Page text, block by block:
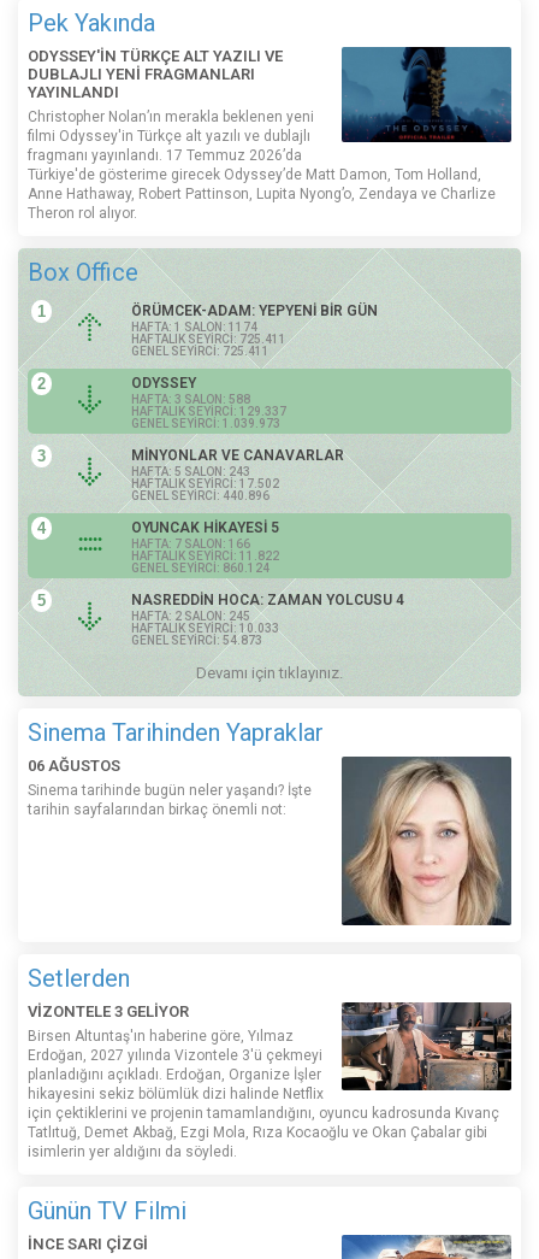
Pek Yakında
ODYSSEY'İN TÜRKÇE ALT YAZILI VE
DUBLAJLI YENİ FRAGMANLARI
YAYINLANDI
Christopher Nolan’ın merakla beklenen yeni
filmi Odyssey'in Türkçe alt yazılı ve dublajlı
fragmanı yayınlandı. 17 Temmuz 2026’da
Türkiye'de gösterime girecek Odyssey’de Matt Damon, Tom Holland,
Anne Hathaway, Robert Pattinson, Lupita Nyong’o, Zendaya ve Charlize
Theron rol alıyor.
Box Office
1 ÖRÜMCEK-ADAM: YEPYENİ BİR GÜN
HAFTA: 1 SALON: 1174
HAFTALIK SEYİRCİ: 725.411
GENEL SEYİRCİ: 725.411
2 ODYSSEY
HAFTA: 3 SALON: 588
HAFTALIK SEYİRCİ: 129.337
GENEL SEYİRCİ: 1.039.973
3 MİNYONLAR VE CANAVARLAR
HAFTA: 5 SALON: 243
HAFTALIK SEYİRCİ: 17.502
GENEL SEYİRCİ: 440.896
4 OYUNCAK HİKAYESİ 5
HAFTA: 7 SALON: 166
HAFTALIK SEYİRCİ: 11.822
GENEL SEYİRCİ: 860.124
5 NASREDDİN HOCA: ZAMAN YOLCUSU 4
HAFTA: 2 SALON: 245
HAFTALIK SEYİRCİ: 10.033
GENEL SEYİRCİ: 54.873
Devamı için tıklayınız.
Sinema Tarihinden Yapraklar
06 AĞUSTOS
Sinema tarihinde bugün neler yaşandı? İşte
tarihin sayfalarından birkaç önemli not:
Setlerden
VİZONTELE 3 GELİYOR
Birsen Altuntaş'ın haberine göre, Yılmaz
Erdoğan, 2027 yılında Vizontele 3'ü çekmeyi
planladığını açıkladı. Erdoğan, Organize İşler
hikayesini sekiz bölümlük dizi halinde Netflix
için çektiklerini ve projenin tamamlandığını, oyuncu kadrosunda Kıvanç
Tatlıtuğ, Demet Akbağ, Ezgi Mola, Rıza Kocaoğlu ve Okan Çabalar gibi
isimlerin yer aldığını da söyledi.
Günün TV Filmi
İNCE SARI ÇİZGİ